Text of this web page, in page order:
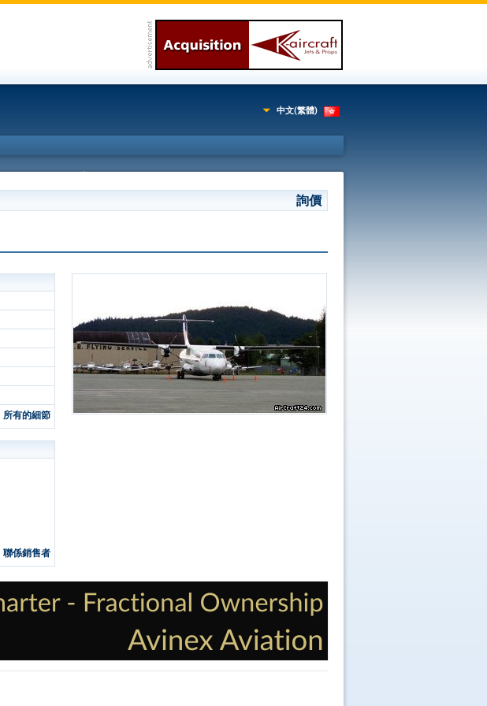
中文(繁體)
詢價
所有的細節
聯係銷售者